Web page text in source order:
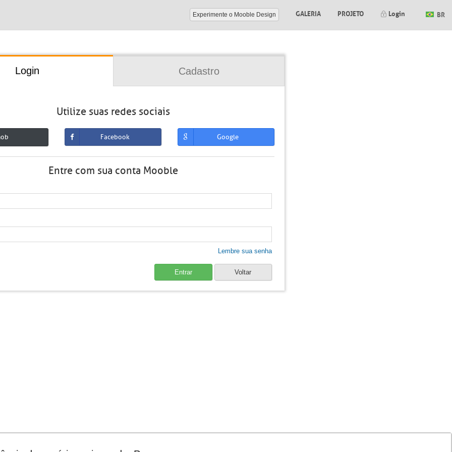
Experimente o Mooble Design GALERIA PROJETO Login BR
Login Cadastro
Utilize suas redes sociais
Facebook Google
Entre com sua conta Mooble
Lembre sua senha
Entrar Voltar